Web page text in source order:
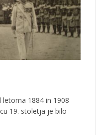
1884 in 1908
19. stoletja je bilo